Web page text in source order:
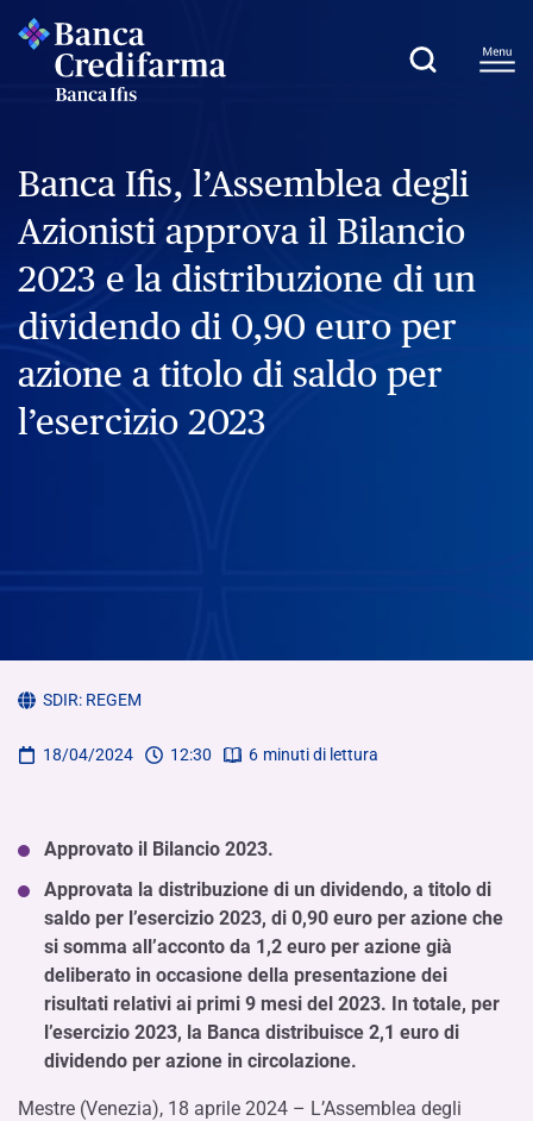
Banca Ifis, l’Assemblea degli
Azionisti approva il Bilancio
2023 e la distribuzione di un
dividendo di 0,90 euro per
azione a titolo di saldo per
l’esercizio 2023
SDIR: REGEM
18/04/2024 12:30 6 minuti di lettura
Approvato il Bilancio 2023.
Approvata la distribuzione di un dividendo, a titolo di
saldo per l’esercizio 2023, di 0,90 euro per azione che
si somma all’acconto da 1,2 euro per azione già
deliberato in occasione della presentazione dei
risultati relativi ai primi 9 mesi del 2023. In totale, per
l’esercizio 2023, la Banca distribuisce 2,1 euro di
dividendo per azione in circolazione.
Mestre (Venezia), 18 aprile 2024 – L’Assemblea degli